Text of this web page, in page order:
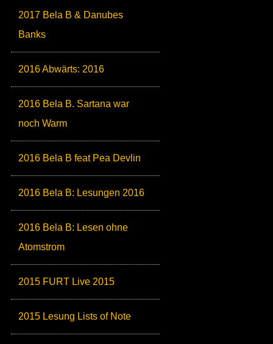
2017 Bela B & Danubes
Banks
2016 Abwärts: 2016
2016 Bela B. Sartana war
noch Warm
2016 Bela B feat Pea Devlin
2016 Bela B: Lesungen 2016
2016 Bela B: Lesen ohne
Atomstrom
2015 FURT Live 2015
2015 Lesung Lists of Note